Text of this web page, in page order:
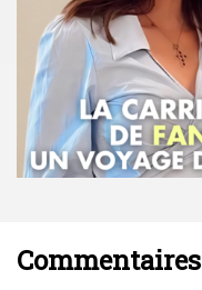
Commentaires